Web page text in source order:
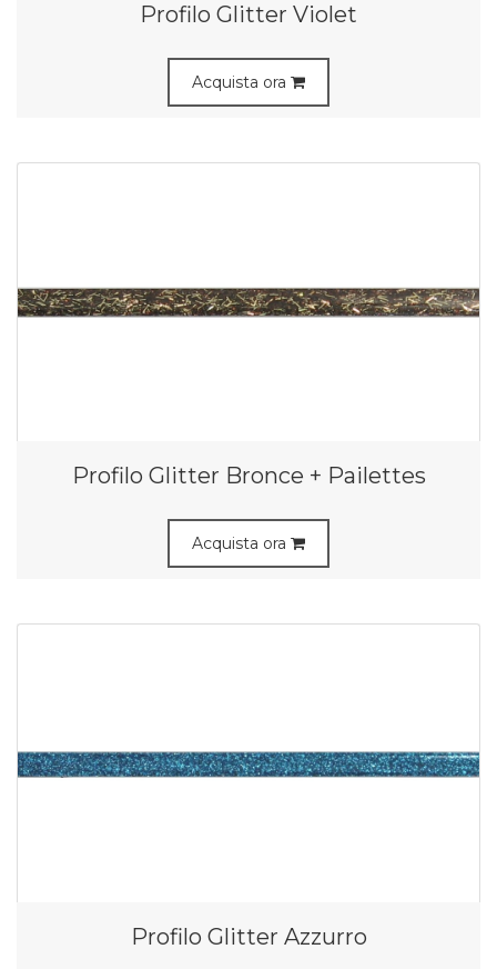
Profilo Glitter Violet
Acquista ora
Profilo Glitter Bronce + Pailettes
Acquista ora
Profilo Glitter Azzurro